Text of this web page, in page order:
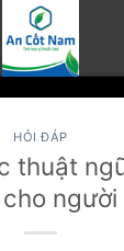
HỎI ĐÁP
thuật
người